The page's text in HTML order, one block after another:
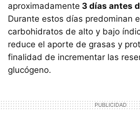
aproximadamente 3 días antes
Durante estos días predominan
carbohidratos de alto y bajo
reduce el aporte de grasas y
finalidad de incrementar las
glucógeno.